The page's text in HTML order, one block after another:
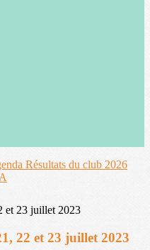
Résultats du club 2026
22 et 23 juillet 2023